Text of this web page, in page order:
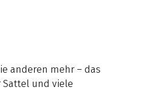
TAB)
anderen mehr – das
Sattel und viele